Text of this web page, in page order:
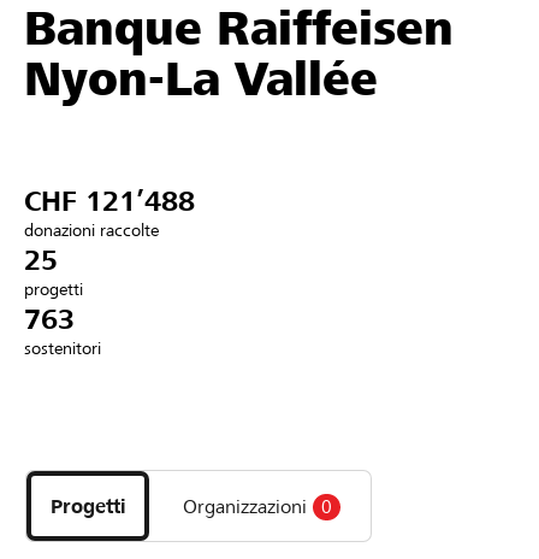
Sostenere
Aiuto & supporto
Collegarsi
DE FR IT
Banque Raiffeisen
Nyon-La Vallée
CHF 121’488
donazioni raccolte
25
progetti
763
sostenitori
i
progetti
e
Progetti Organizzazioni 0